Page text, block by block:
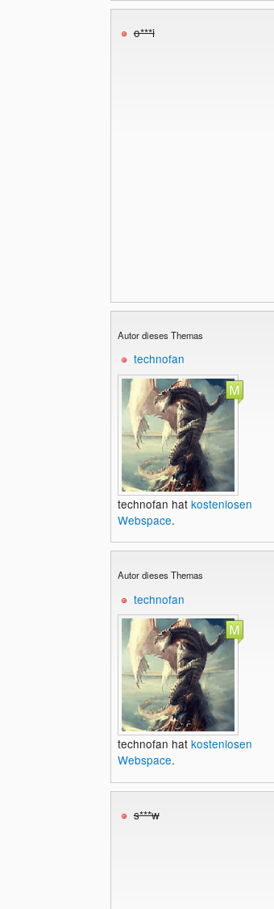
o***i
Autor dieses Themas
technofan
technofan hat kostenlosen
Webspace.
Autor dieses Themas
technofan
technofan hat kostenlosen
Webspace.
s***w